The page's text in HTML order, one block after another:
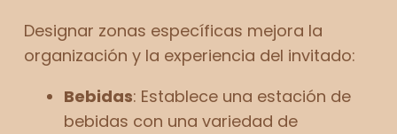
Designar zonas específicas mejora la
organización y la experiencia del invitado:
Bebidas: Establece una estación de
bebidas con una variedad de